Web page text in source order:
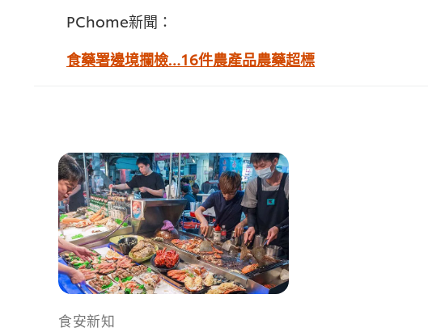
PChome新聞：
食藥署邊境攔檢…16件農產品農藥超標
食安新知